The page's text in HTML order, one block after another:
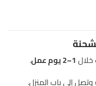
خلال 1–2 يوم عمل
.
إلى باب المنزل.